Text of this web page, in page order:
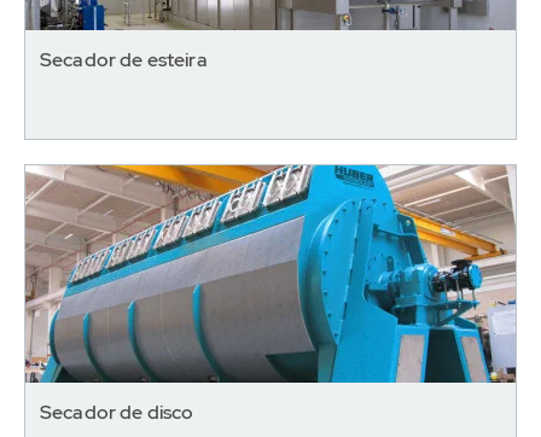
Secador de esteira
Secador de disco